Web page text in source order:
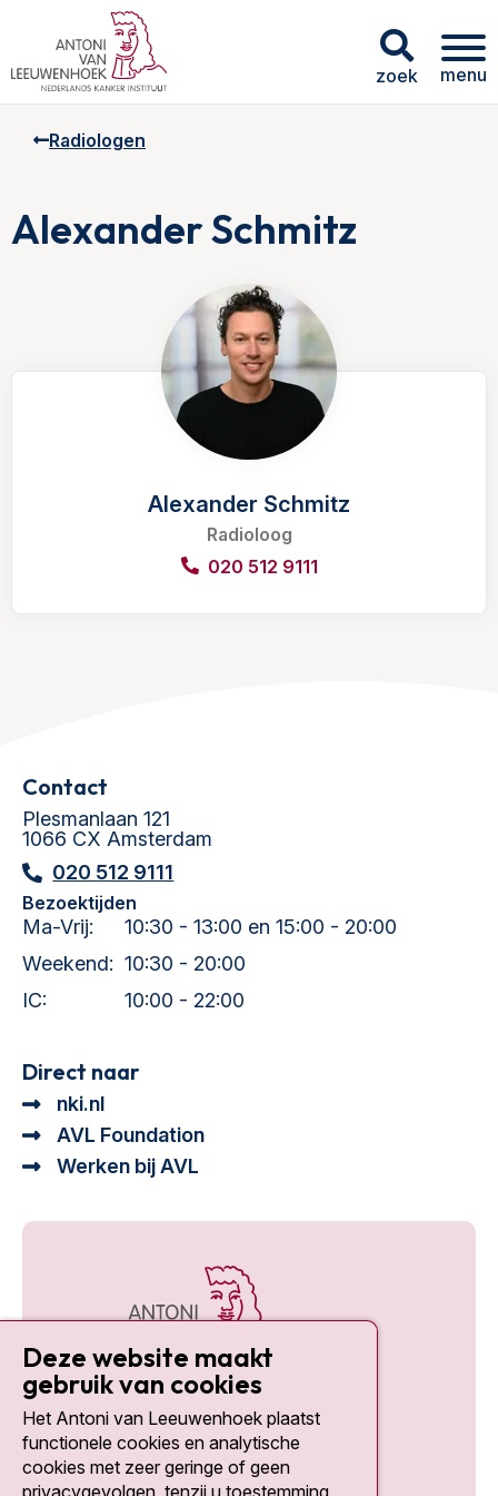
zoek menu
Radiologen
Alexander Schmitz
Alexander Schmitz
Radioloog
020 512 9111
Contact
Plesmanlaan 121
1066 CX Amsterdam
020 512 9111
Bezoektijden
Ma-Vrij:
10:30 - 13:00 en 15:00 - 20:00
Weekend: 10:30 - 20:00
IC:
10:00 - 22:00
Direct naar
nki.nl
AVL Foundation
Werken bij AVL
Social media
Deze website maakt
gebruik van cookies
Het Antoni van Leeuwenhoek plaatst
functionele cookies en analytische
cookies met zeer geringe of geen
privacygevolgen, tenzij u toestemming